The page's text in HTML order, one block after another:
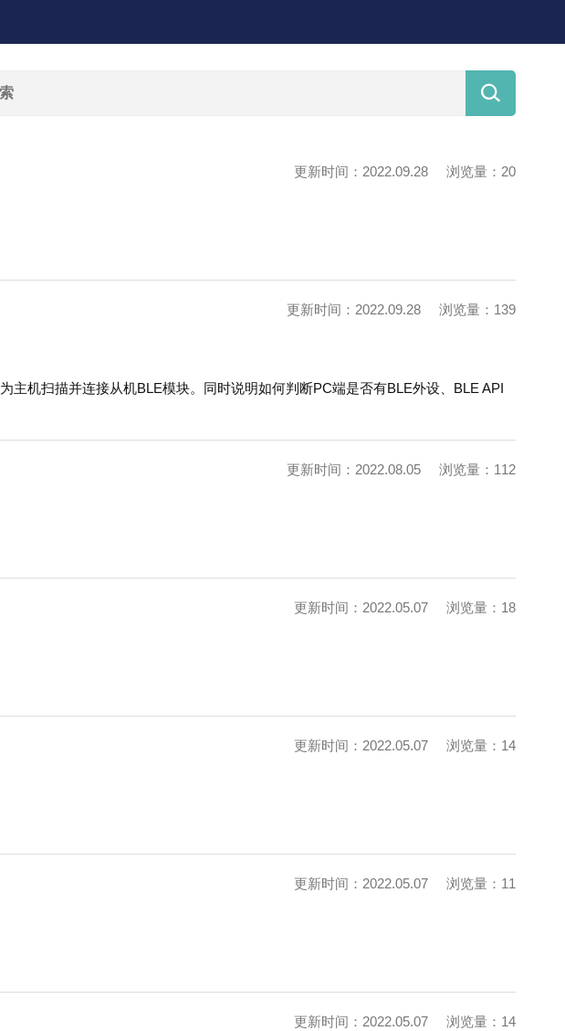

浏览量：20
更新时间：2022.09.28
浏览量：139
更新时间：2022.09.28
主机扫描并连接从机BLE模块。同时说明如何判断PC端是否有BLE外设、BLE API
浏览量：112
更新时间：2022.08.05
浏览量：18
更新时间：2022.05.07
浏览量：14
更新时间：2022.05.07
浏览量：11
更新时间：2022.05.07
浏览量：14
更新时间：2022.05.07